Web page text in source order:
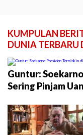
KUMPULAN
DUNIA TERBARU
Guntur:
Sering Pinjam